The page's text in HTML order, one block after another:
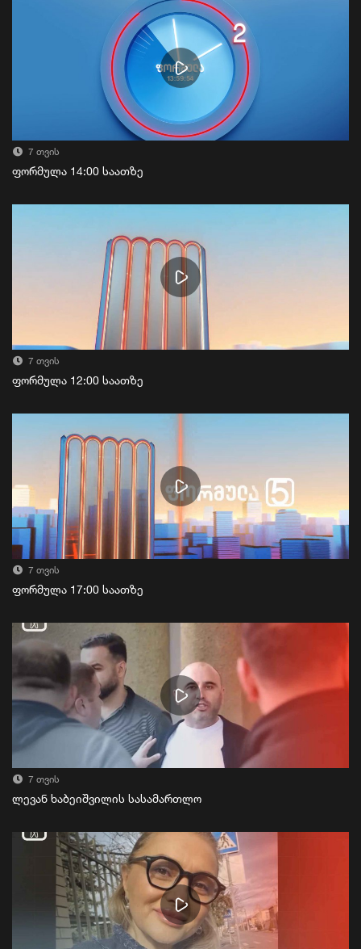
7 თვის
ფორმულა 14:00 საათზე
7 თვის
ფორმულა 12:00 საათზე
7 თვის
ფორმულა 17:00 საათზე
7 თვის
ლევან ხაბეიშვილის სასამართლო